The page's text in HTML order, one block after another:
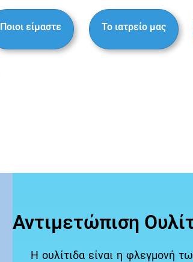
Ποιοι είμαστε Το ιατρείο μας
Αντιμετώπιση
Η ουλίτιδα είναι η φλεγμονή